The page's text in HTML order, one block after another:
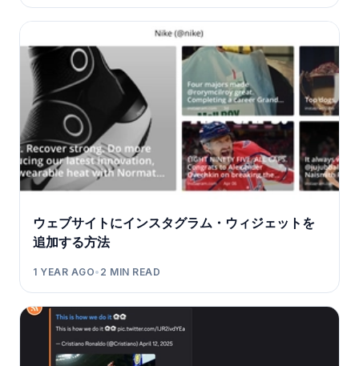
ウェブサイトにインスタグラム・ウィジェットを
追加する方法
1 YEAR AGO• 2 MIN READ